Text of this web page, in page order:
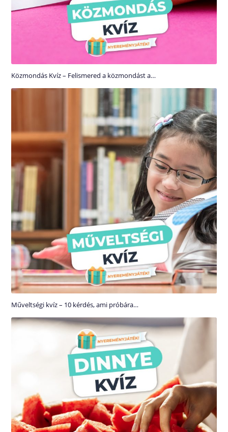
Közmondás Kvíz – Felismered a közmondást a…
Műveltségi kvíz – 10 kérdés, ami próbára…